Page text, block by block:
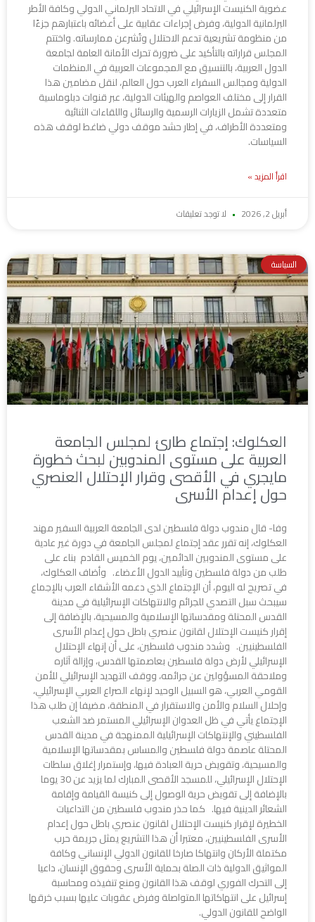
عضوية الكنيست الإسرائيلي في الاتحاد البرلماني الدولي وكافة الأطر
البرلمانية الدولية، وفرض إجراءات عقابية على أعضائه باعتبارهم جزءًا
من منظومة تشريعية تدعم الاحتلال وتُشرعن ممارساته. واختتم
المجلس قراراته بالتأكيد على ضرورة تحرك الأمانة العامة لجامعة
الدول العربية، بالتنسيق مع المجموعات العربية في المنظمات
الدولية ومجالس السفراء العرب حول العالم، لنقل مضامين هذا
القرار إلى مختلف العواصم والهيئات الدولية، عبر قنوات دبلوماسية
متعددة تشمل الزيارات الرسمية والرسائل واللقاءات الثنائية
ومتعددة الأطراف، في إطار حشد موقف دولي ضاغط لوقف هذه
السياسات.
اقرأ المزيد »
أبريل 2, 2026 لا توجد تعليقات
السياسة
العكلوك: إجتماع طارئ لمجلس الجامعة
العربية على مستوى المندوبين لبحث خطورة
مايجري في الأقصى وقرار الإحتلال العنصري
حول إعدام الأسرى
وفا- قال مندوب دولة فلسطين لدى الجامعة العربية السفير مهند
العكلوك، إنه تقرر عقد إجتماع لمجلس الجامعة في دورة غير عادية
على مستوى المندوبين الدائمين، يوم الخميس القادم بناء على
طلب من دولة فلسطين وتأييد الدول الأعضاء. وأضاف العكلوك،
في تصريح له اليوم، أن الإجتماع الذي دعمه الأشقاء العرب بالإجماع
سيبحث سبل التصدي للجرائم والانتهاكات الإسرائيلية في مدينة
القدس المحتلة ومقدساتها الإسلامية والمسيحية، بالإضافة إلى
إقرار كنيست الإحتلال لقانون عنصري باطل حول إعدام الأسرى
الفلسطينيين. وشدد مندوب فلسطين، على أن إنهاء الإحتلال
الإسرائيلي لأرض دولة فلسطين بعاصمتها القدس، وإزالة آثاره
وملاحقة المسؤولين عن جرائمه، ووقف التهديد الإسرائيلي للأمن
القومي العربي، هو السبيل الوحيد لإنهاء الصراع العربي الإسرائيلي،
وإحلال السلام والأمن والاستقرار في المنطقة، مضيفا إن طلب هذا
الإجتماع يأتي في ظل العدوان الإسرائيلي المستمر ضد الشعب
الفلسطيني والإنتهاكات الإسرائيلية الممنهجة في مدينة القدس
المحتلة عاصمة دولة فلسطين والمساس بمقدساتها الإسلامية
والمسيحية، وتقويض حرية العبادة فيها، وإستمرار إغلاق سلطات
الإحتلال الإسرائيلي، للمسجد الأقصى المبارك لما يزيد عن 30 يوما
بالإضافة إلى تقويض حرية الوصول إلى كنيسة القيامة وإقامة
الشعائر الدينية فيها. كما حذر مندوب فلسطين من التداعيات
الخطيرة لإقرار كنيست الإحتلال لقانون عنصري باطل حول إعدام
الأسرى الفلسطينيين، معتبرا أن هذا التشريع يمثل جريمة حرب
مكتملة الأركان وانتهاكا صارخا للقانون الدولي الإنساني وكافة
المواثيق الدولية ذات الصلة بحماية الأسرى وحقوق الإنسان، داعيا
إلى التحرك الفوري لوقف هذا القانون ومنع تنفيذه ومحاسبة
إسرائيل على انتهاكاتها المتواصلة وفرض عقوبات عليها بسبب خرقها
الواضح للقانون الدولي.